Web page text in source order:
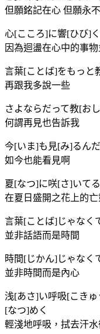
但願銘記在心 但願永
心[こころ]に響[ひび]
因為迴盪在心中的事
言葉[ことば]をもっと
再跟我多說一些
さよならだって教[お
何謂再見也告訴我
今[いま]も見[み]るん
如今也能看見啊
夏[なつ]に咲[さ]いて
在夏日盛開之花上的亡
言葉[ことば]じゃなく
並非話語而是時間
時間[じかん]じゃなく
並非時間而是內心
浅[あさ]い呼吸[こき
[なつ]めく
輕淺地呼吸，拭去汗